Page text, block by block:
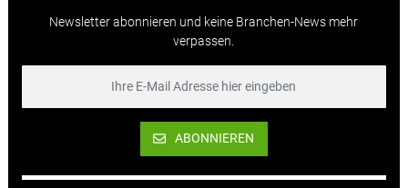
Newsletter abonnieren und keine Branchen-News mehr
verpassen.
ABONNIEREN